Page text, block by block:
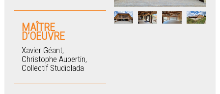
MAÎTRE
D’OEUVRE
Xavier Géant,
Christophe Aubertin,
Collectif Studiolada